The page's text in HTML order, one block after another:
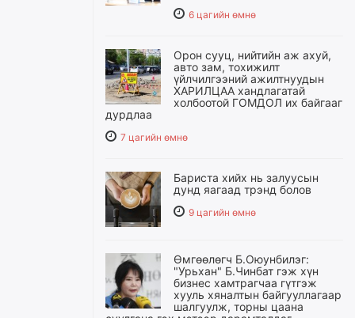
6 цагийн өмнө
Орон сууц, нийтийн аж ахуй,
авто зам, тохижилт
үйлчилгээний ажилтнуудын
ХАРИЛЦАА хандлагатай
холбоотой ГОМДОЛ их байгааг
дурдлаа
7 цагийн өмнө
Бариста хийх нь залуусын
дунд яагаад трэнд болов
9 цагийн өмнө
Өмгөөлөгч Б.Оюунбилэг:
"Урьхан" Б.Чинбат гэж хүн
бизнес хамтрагчаа гүтгэж
хууль хяналтын байгууллагаар
шалгуулж, торны цаана